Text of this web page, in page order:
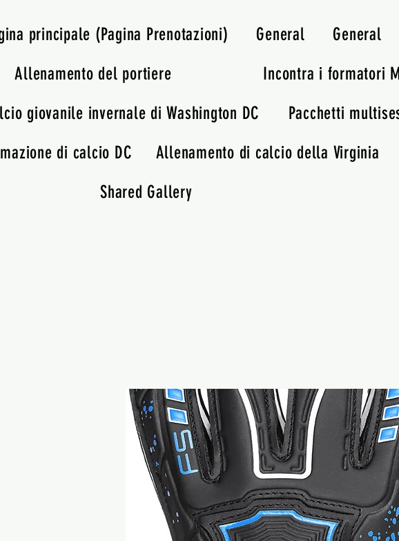
principale (Pagina Prenotazioni) General General
Allenamento del portiere
Incontra i formatori
giovanile invernale di Washington DC
Pacchetti
di calcio DC
Allenamento di calcio della Virginia
Shared Gallery